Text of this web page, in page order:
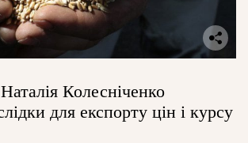
Колесніченко
для експорту цін і курсу